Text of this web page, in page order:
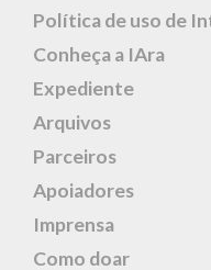
Política de uso de
Conheça a IAra
Expediente
Arquivos
Parceiros
Apoiadores
Imprensa
Como doar